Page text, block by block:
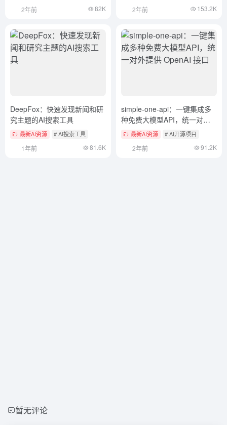
2年前 82K 2年前 153.2K
DeepFox：快速发现新闻和研
究主题的AI搜索工具
最新AI资源 # AI搜索工具
1年前 81.6K
simple-one-api：一键集成多
种免费大模型API，统一对外
提供 OpenAI 接口
最新AI资源 # AI开源项目
2年前 91.2K
暂无评论